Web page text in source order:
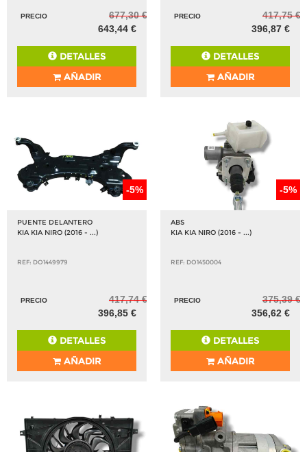
PRECIO
677,30 €
643,44 €
DETALLES
AÑADIR
PRECIO
417,75 €
396,87 €
DETALLES
AÑADIR
-5%
PUENTE DELANTERO
KIA KIA NIRO (2016 - ...)
REF: DO1449979
PRECIO
417,74 €
396,85 €
DETALLES
AÑADIR
-5%
ABS
KIA KIA NIRO (2016 - ...)
REF: DO1450004
PRECIO
375,39 €
356,62 €
DETALLES
AÑADIR